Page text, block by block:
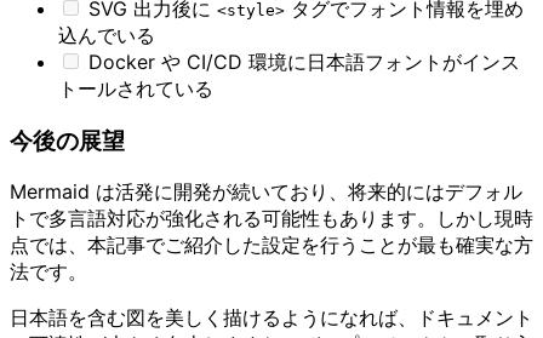
SVG 出力後に <style> タグでフォント情報を埋め
込んでいる
Docker や CI/CD 環境に日本語フォントがインス
トールされている
今後の展望
Mermaid は活発に開発が続いており、将来的にはデフォル
トで多言語対応が強化される可能性もあります。しかし現時
点では、本記事でご紹介した設定を行うことが最も確実な方
法です。
日本語を含む図を美しく描けるようになれば、ドキュメント